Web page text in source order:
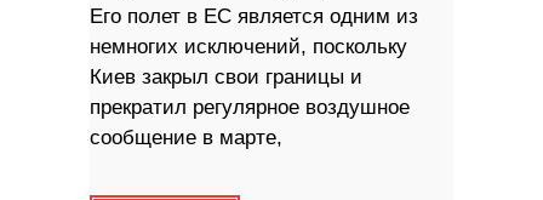
Его полет в ЕС является одним из
немногих исключений, поскольку
Киев закрыл свои границы и
прекратил регулярное воздушное
сообщение в марте,